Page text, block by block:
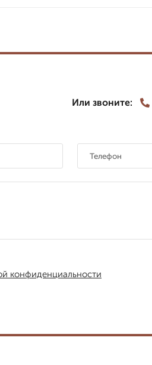
Или звоните:
конфиденциальности